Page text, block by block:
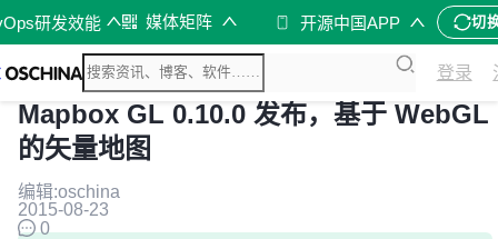
研发效能 媒体矩阵 开源中国APP 切
登录
Mapbox GL 0.10.0 发布，基于 WebGL
的矢量地图
编辑:oschina
2015-08-23
0